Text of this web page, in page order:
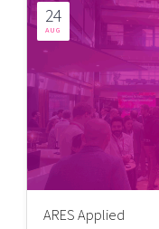
24
AUG
ARES Applied